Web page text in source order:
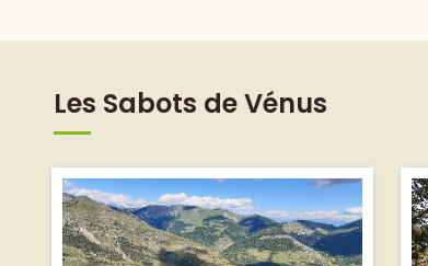
Les Sabots de Vénus